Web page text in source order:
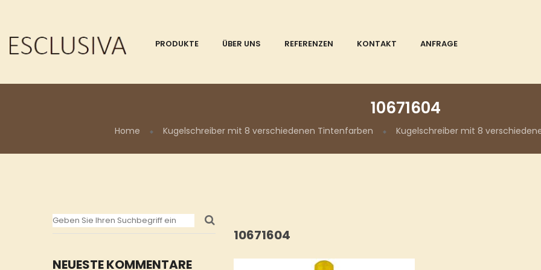
PRODUKTE ÜBER UNS REFERENZEN KONTAKT ANFRAGE
10671604
Home Kugelschreiber mit 8 verschiedenen Tintenfarben Kugelschreiber mit 8
NEUESTE KOMMENTARE
10671604